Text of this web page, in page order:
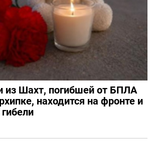
из Шахт, погибшей от БПЛА
находится на фронте и